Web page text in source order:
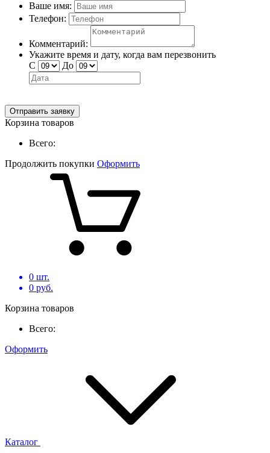
Ваше имя:
Телефон:
Комментарий:
Укажите время и дату, когда вам перезвонить
С
До
Отправить заявку
Корзина товаров
Всего:
Продолжить покупки Оформить
0 шт.
0 руб.
Корзина товаров
Всего:
Оформить
Каталог